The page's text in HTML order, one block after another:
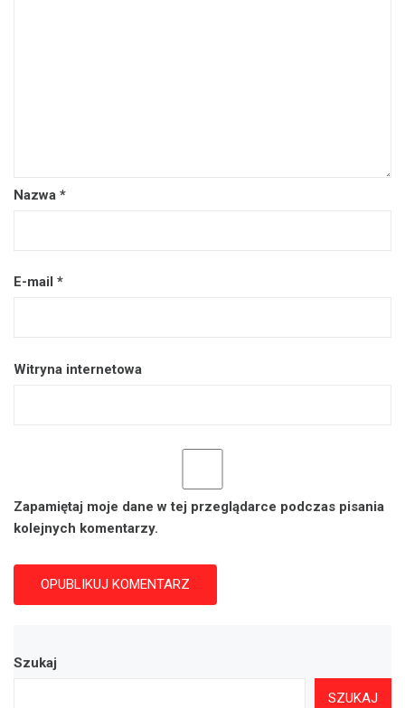
Nazwa *
E-mail *
Witryna internetowa
Zapamiętaj moje dane w tej przeglądarce podczas pisania
kolejnych komentarzy.
Szukaj
SZUKAJ